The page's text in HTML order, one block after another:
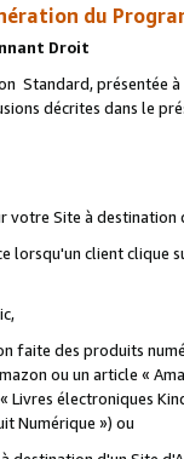
du
Droit
Standard, présentée
décrites dans le
votre Site à destination
lorsqu'un client
des produits
ou un article «
Livres électroniques
Numérique ») ou